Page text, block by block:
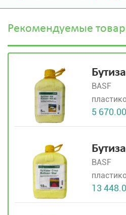
Рекомендуемые
BASF
5
BASF
13